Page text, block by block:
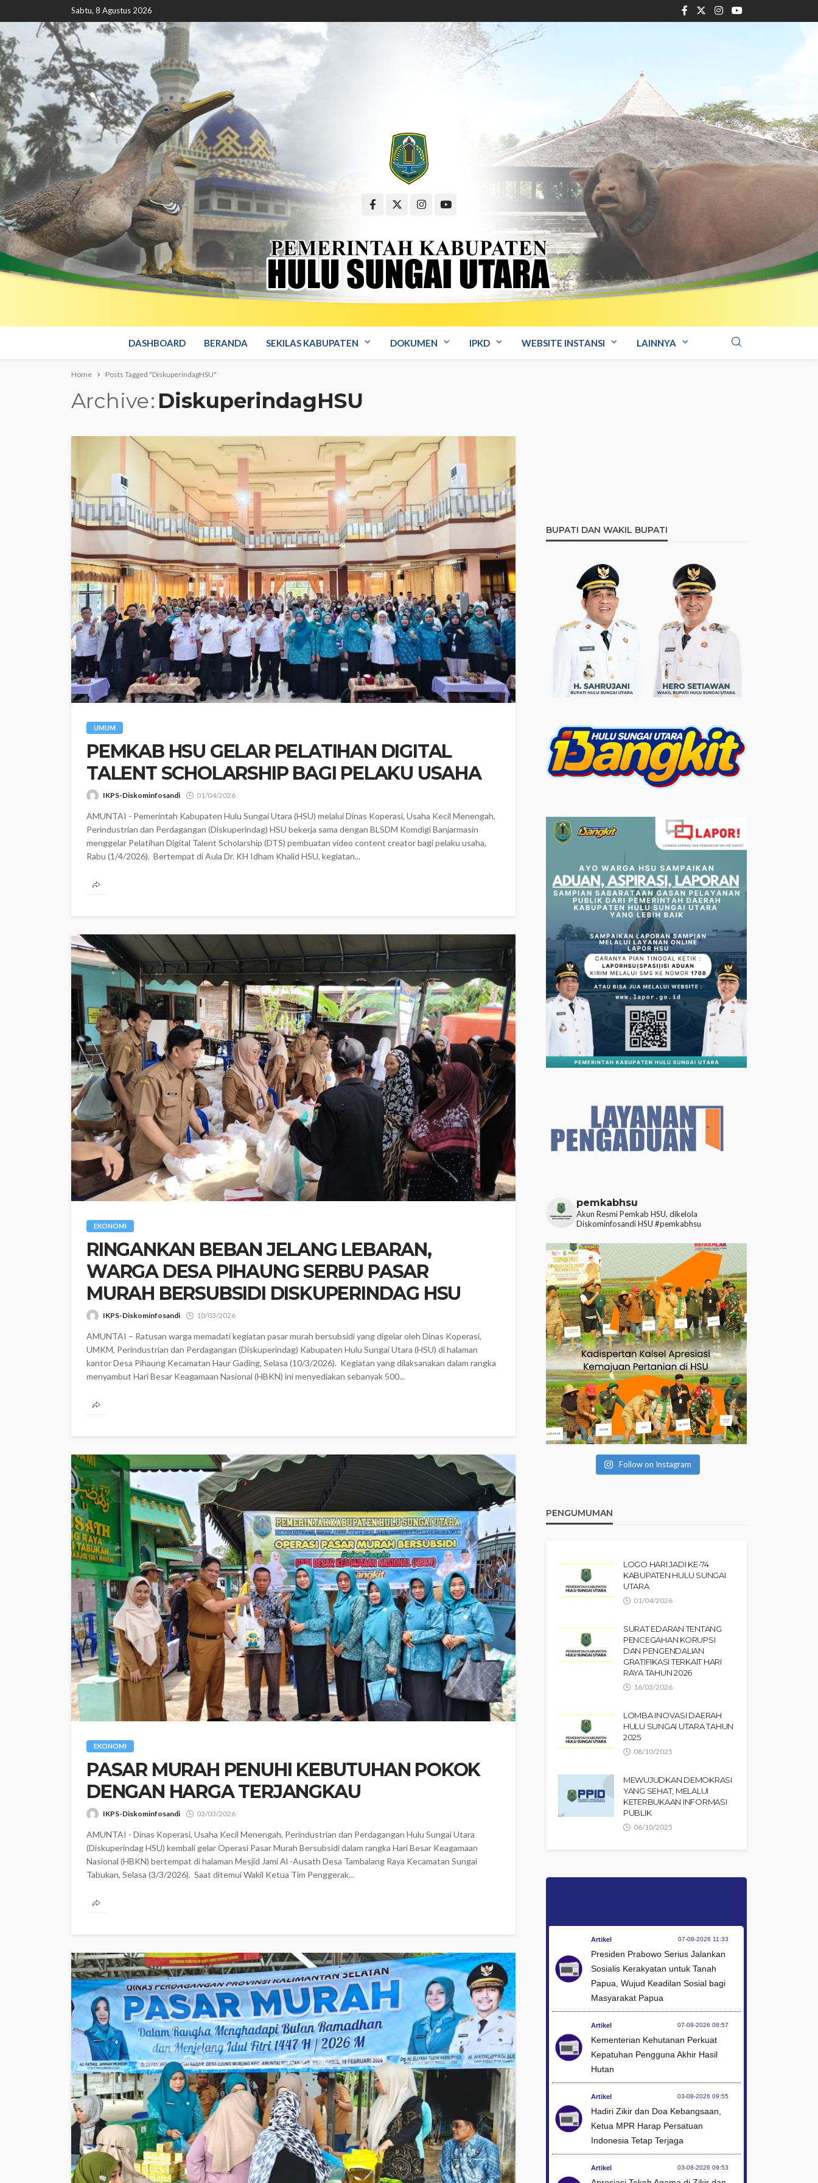
Sabtu, 8 Agustus 2026
DASHBOARD BERANDA SEKILAS KABUPATEN DOKUMEN IPKD WEBSITE INSTANSI LAINNYA
Home Posts Tagged "DiskuperindagHSU"
Archive DiskuperindagHSU
UMUM
PEMKAB HSU GELAR PELATIHAN DIGITAL
TALENT SCHOLARSHIP BAGI PELAKU USAHA
IKPS-Diskominfosandi 01/04/2026
AMUNTAI - Pemerintah Kabupaten Hulu Sungai Utara (HSU) melalui Dinas Koperasi, Usaha Kecil Menengah,
Perindustrian dan Perdagangan (Diskuperindag) HSU bekerja sama dengan BLSDM Komdigi Banjarmasin
menggelar Pelatihan Digital Talent Scholarship (DTS) pembuatan video content creator bagi pelaku usaha,
Rabu (1/4/2026). ‎ ‎Bertempat di Aula Dr. KH Idham Khalid HSU, kegiatan...
EKONOMI
RINGANKAN BEBAN JELANG LEBARAN,
WARGA DESA PIHAUNG SERBU PASAR
MURAH BERSUBSIDI DISKUPERINDAG HSU
IKPS-Diskominfosandi 10/03/2026
AMUNTAI – Ratusan warga memadati kegiatan pasar murah bersubsidi yang digelar oleh Dinas Koperasi,
UMKM, Perindustrian dan Perdagangan (Diskuperindag) Kabupaten Hulu Sungai Utara (HSU) di halaman
kantor Desa Pihaung Kecamatan Haur Gading, Selasa (10/3/2026). ‎ ‎Kegiatan yang dilaksanakan dalam rangka
menyambut Hari Besar Keagamaan Nasional (HBKN) ini menyediakan sebanyak 500...
EKONOMI
‎PASAR MURAH PENUHI KEBUTUHAN POKOK
DENGAN HARGA TERJANGKAU
IKPS-Diskominfosandi 03/03/2026
AMUNTAI - Dinas Koperasi, Usaha Kecil Menengah, Perindustrian dan Perdagangan Hulu Sungai Utara
(Diskuperindag HSU) kembali gelar Operasi Pasar Murah Bersubsidi dalam rangka Hari Besar Keagamaan
Nasional (HBKN) bertempat di halaman Mesjid Jami Al -Ausath Desa Tambalang Raya Kecamatan Sungai
Tabukan, Selasa (3/3/2026). ‎ ‎Saat ditemui Wakil Ketua Tim Penggerak...
BUPATI DAN WAKIL BUPATI
pemkabhsu
Akun Resmi Pemkab HSU, dikelola
Diskominfosandi HSU #pemkabhsu
Follow on Instagram
PENGUMUMAN
LOGO HARI JADI KE-74
KABUPATEN HULU SUNGAI
UTARA
01/04/2026
SURAT EDARAN TENTANG
PENCEGAHAN KORUPSI
DAN PENGENDALIAN
GRATIFIKASI TERKAIT HARI
RAYA TAHUN 2026
16/03/2026
LOMBA INOVASI DAERAH
HULU SUNGAI UTARA TAHUN
2025
08/10/2025
MEWUJUDKAN DEMOKRASI
YANG SEHAT, MELALUI
KETERBUKAAN INFORMASI
PUBLIK
06/10/2025
Artikel 07-08-2026 11:33
Presiden Prabowo Serius Jalankan
Sosialis Kerakyatan untuk Tanah
Papua, Wujud Keadilan Sosial bagi
Masyarakat Papua
Artikel 07-08-2026 08:57
Kementerian Kehutanan Perkuat
Kepatuhan Pengguna Akhir Hasil
Hutan
Artikel 03-08-2026 09:55
Hadiri Zikir dan Doa Kebangsaan,
Ketua MPR Harap Persatuan
Indonesia Tetap Terjaga
Artikel 03-08-2026 09:53